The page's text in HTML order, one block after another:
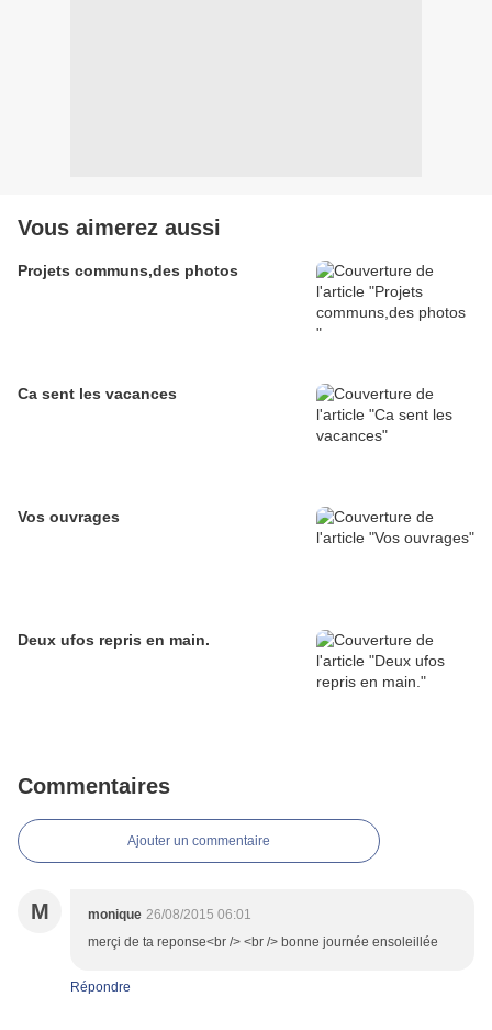
Vous aimerez aussi
Projets communs,des photos
Ca sent les vacances
Vos ouvrages
Deux ufos repris en main.
Commentaires
Ajouter un commentaire
M monique 26/08/2015 06:01
merçi de ta reponse<br /> <br /> bonne journée ensoleillée
Répondre